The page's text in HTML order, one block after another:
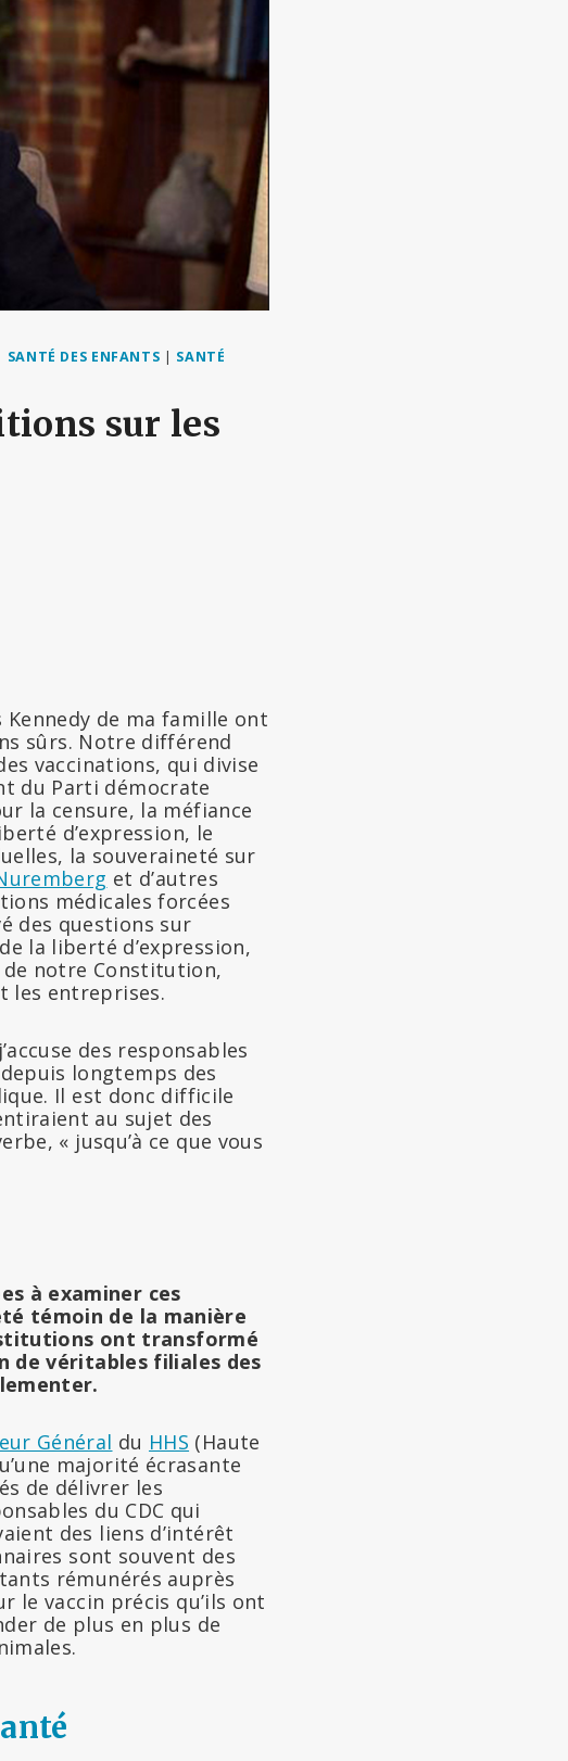
SANTÉ DES ENFANTS | SANTÉ
sur les
de ma famille ont
sûrs. Notre différend
vaccinations, qui divise
du Parti démocrate
la censure, la méfiance
d’expression, le
la souveraineté sur
et d’autres
médicales forcées
des questions sur
la liberté d’expression,
notre Constitution,
les entreprises.
des responsables
longtemps des
Il est donc difficile
au sujet des
« jusqu’à ce que vous
à examiner ces
témoin de la manière
ont transformé
de véritables filiales des
Général du HHS (Haute
majorité écrasante
de délivrer les
du CDC qui
des liens d’intérêt
sont souvent des
rémunérés auprès
le vaccin précis qu’ils ont
de plus en plus de